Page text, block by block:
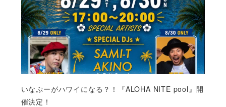
いなぷーがハワイになる？！『ALOHA NITE pool』開
催決定！